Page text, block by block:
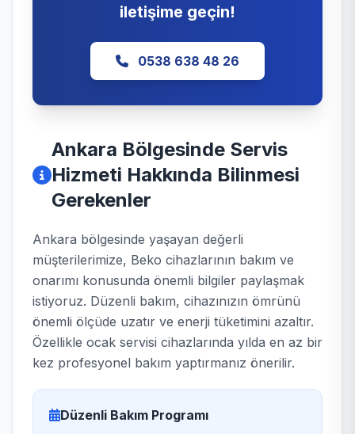
iletişime geçin!
0538 638 48 26
Ankara Bölgesinde Servis
Hizmeti Hakkında Bilinmesi
Gerekenler
Ankara bölgesinde yaşayan değerli
müşterilerimize, Beko cihazlarının bakım ve
onarımı konusunda önemli bilgiler paylaşmak
istiyoruz. Düzenli bakım, cihazınızın ömrünü
önemli ölçüde uzatır ve enerji tüketimini azaltır.
Özellikle ocak servisi cihazlarında yılda en az bir
kez profesyonel bakım yaptırmanız önerilir.
Düzenli Bakım Programı